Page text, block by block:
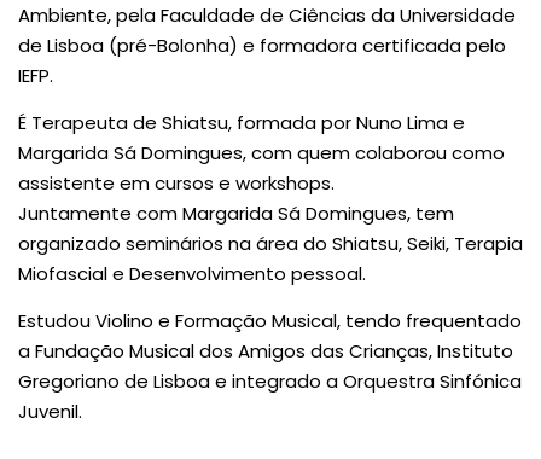
Ambiente, pela Faculdade de Ciências da Universidade
de Lisboa (pré-Bolonha) e formadora certificada pelo
IEFP.
É Terapeuta de Shiatsu, formada por Nuno Lima e
Margarida Sá Domingues, com quem colaborou como
assistente em cursos e workshops.
Juntamente com Margarida Sá Domingues, tem
organizado seminários na área do Shiatsu, Seiki, Terapia
Miofascial e Desenvolvimento pessoal.
Estudou Violino e Formação Musical, tendo frequentado
a Fundação Musical dos Amigos das Crianças, Instituto
Gregoriano de Lisboa e integrado a Orquestra Sinfónica
Juvenil.